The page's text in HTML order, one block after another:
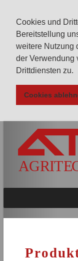
Cookies und
Bereitstellung
weitere Nutzung
der Verwendung
Drittdiensten zu.
Cookies
AGRITEC
GmbH
Mulcher,
Fräsen
Kunstrasenpflege